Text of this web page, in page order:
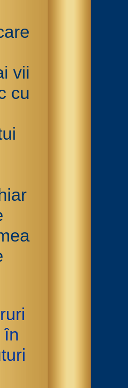
vii
cu
în